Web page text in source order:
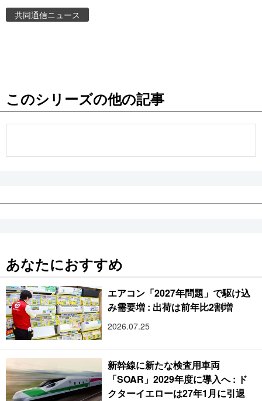
東京
共同通信ニュース
このシリーズの他の記事
あなたにおすすめ
エアコン「2027年問題」で駆け込
み需要増 : 出荷は前年比2割増
2026.07.25
新幹線に新たな検査用車両
「SOAR」2029年度に導入へ : ド
クターイエローは27年1月に引退